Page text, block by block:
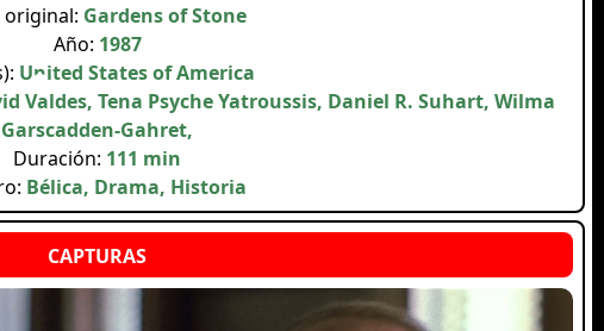
Gardens of Stone
Año: 1987
United States of America
Valdes, Tena Psyche Yatroussis, Daniel R. Suhart, Wilma
Garscadden-Gahret,
Duración: 111 min
Bélica, Drama, Historia